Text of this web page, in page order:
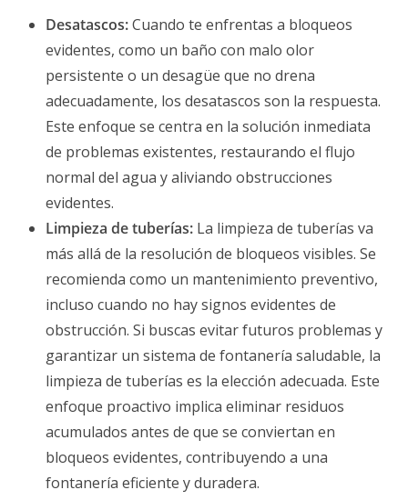
Desatascos:Cuando te enfrentas a bloqueos
evidentes, como un baño con malo olor
persistente o un desagüe que no drena
adecuadamente, los desatascos son la respuesta.
Este enfoque se centra en la solución inmediata
de problemas existentes, restaurando el flujo
normal del agua y aliviando obstrucciones
evidentes.
Limpieza de tuberías: La limpieza de tuberías va
más allá de la resolución de bloqueos visibles. Se
recomienda como un mantenimiento preventivo,
incluso cuando no hay signos evidentes de
obstrucción. Si buscas evitar futuros problemas y
garantizar un sistema de fontanería saludable, la
limpieza de tuberías es la elección adecuada. Este
enfoque proactivo implica eliminar residuos
acumulados antes de que se conviertan en
bloqueos evidentes, contribuyendo a una
fontanería eficiente y duradera.